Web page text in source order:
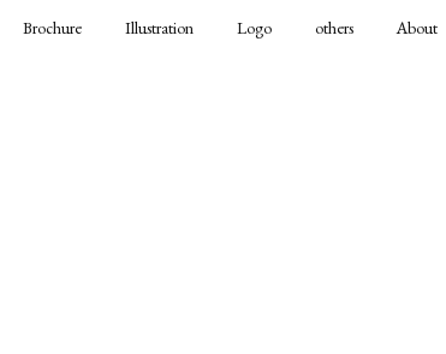
Brochure Illustration Logo others About